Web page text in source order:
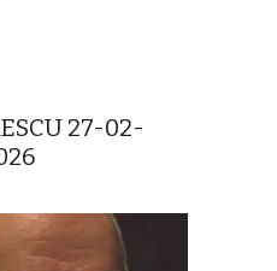
27-02-